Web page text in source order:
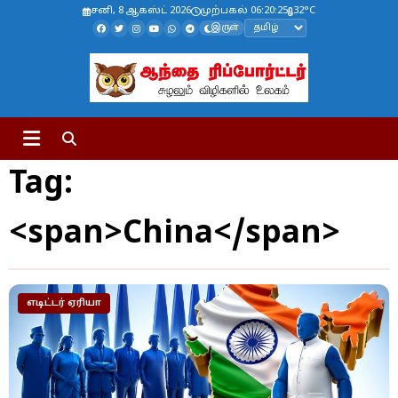
சனி, 8 ஆகஸ்ட் 2026 முற்பகல் 06:20:26 32°C
இருள்
Tag:
<span>China</span>
எடிட்டர் ஏரியா